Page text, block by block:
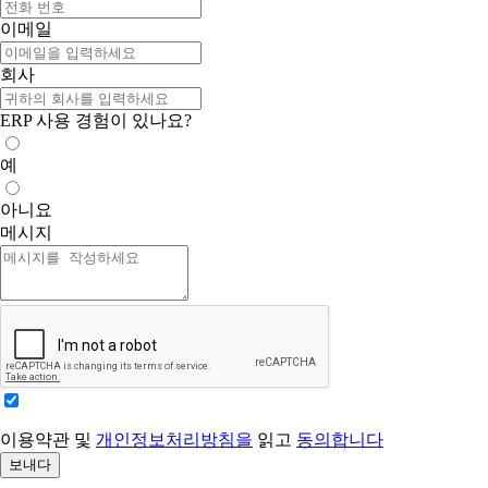
이메일
회사
ERP 사용 경험이 있나요?
예
아니요
메시지
이용약관 및 개인정보처리방침을 읽고 동의합니다
보내다